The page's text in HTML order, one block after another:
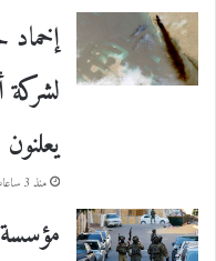
إخماد
لشركة
منذ 3 ساعات